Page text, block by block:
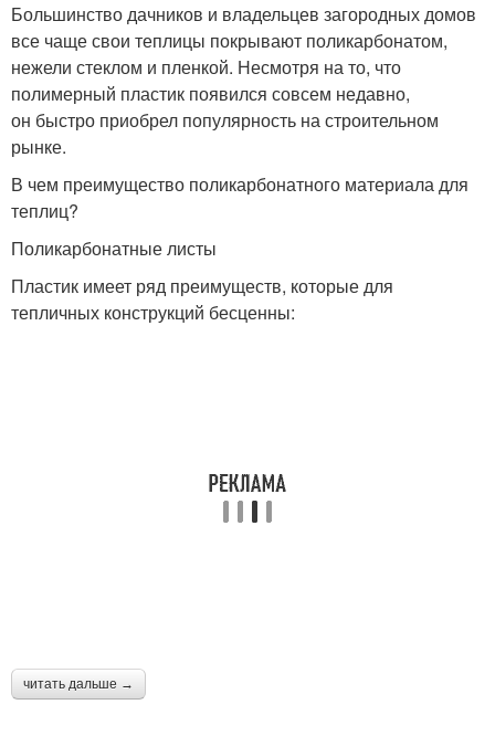
Большинство дачников и владельцев загородных домов
все чаще свои теплицы покрывают поликарбонатом,
нежели стеклом и пленкой. Несмотря на то, что
полимерный пластик появился совсем недавно,
он быстро приобрел популярность на строительном
рынке.
В чем преимущество поликарбонатного материала для
теплиц?
Поликарбонатные листы
Пластик имеет ряд преимуществ, которые для
тепличных конструкций бесценны:
читать дальше →